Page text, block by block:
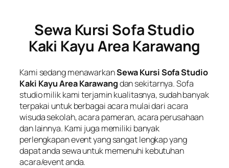
Sewa Kursi Sofa Studio
Kaki Kayu Area Karawang
Kami sedang menawarkanSewa Kursi Sofa Studio
Kaki Kayu Area Karawangdan sekitarnya. Sofa
studio milik kami terjamin kualitasnya, sudah banyak
terpakai untuk berbagai acara mulai dari acara
wisuda sekolah, acara pameran, acara perusahaan
dan lainnya. Kami juga memiliki banyak
perlengkapan event yang sangat lengkap yang
dapat anda sewa untuk memenuhi kebutuhan
acara/event anda.